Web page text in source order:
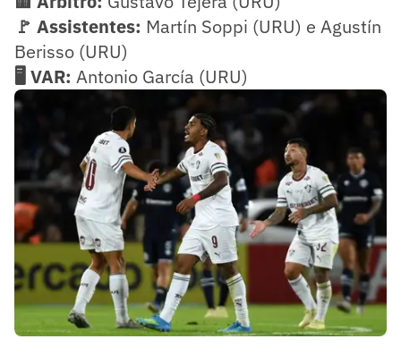
🚩 Assistentes: Martín Soppi (URU) e Agustín
Berisso (URU)
🖥️ VAR: Antonio García (URU)